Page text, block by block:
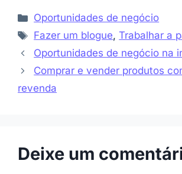
Categorias
Oportunidades de negócio
Etiquetas
Fazer um blogue,Trabalhar a
Oportunidades de negócio na
Comprar e vender produtos
revenda
Deixe um